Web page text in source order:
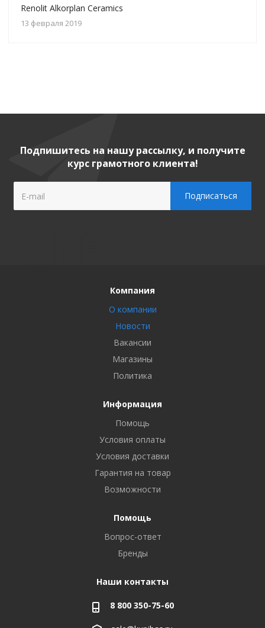
Renolit Alkorplan Ceramics
13 февраля 2019
Подпишитесь на нашу рассылку, и получите
курс грамотного клиента!
Компания
О компании
Новости
Вакансии
Магазины
Политика
Информация
Помощь
Условия оплаты
Условия доставки
Гарантия на товар
Возможности
Помощь
Вопрос-ответ
Бренды
Наши контакты
8 800 350-75-60